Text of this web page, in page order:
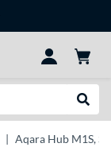
Aqara Hub M1S,